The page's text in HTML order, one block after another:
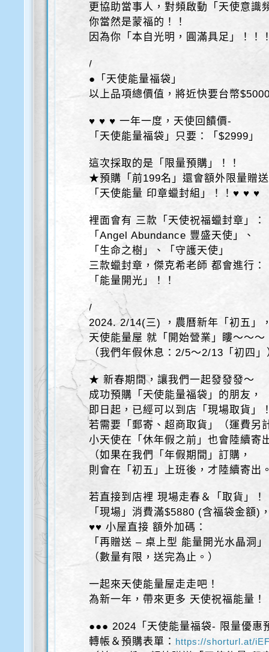
更協助當事人，對頻啟動「天使意識
你當然是蒙福的！！
因為你「本自光明，圓滿具足」！！
/
●「天使能量福袋」
以上品項總價值，將近快要台幣
♥ ♥ ♥ 一年一度，天使回饋價-
「天使能量福袋」只要：「$2999」
這次採取的是「限量預購」！！
★預購「前199名」還會額外限量贈
「天使能量 印章蠟封組」！！♥ ♥ ♥
裡面會有 三款「天使祝福蠟封章」：
「Angel Abundance 豐盛天使」、
「生命之樹」、「守護天使」
三款蠟封章，傑克希老師 都會進行：
「能量開光」！！
/
2024. 2/14(三) ，農曆新年「初五」
天使能量屋 就「開始營業」瞜～～～
（我們年假休息：2/5～2/13「初四
★ 新春期間，讓我們一起發發發～
成功預購「天使能量福袋」的朋友，
即日起，已經可以到店「現場取貨」
若需要「郵寄、超商取貨」（運費另
小天使在「休年假之前」也會陸續寄
（如果在我們「年假期間」訂購，
則會在「初五」上班後，才陸續寄出
若直接到店裡 現場走春＆「取貨」！
「現場」消費滿$5880 (含福袋金額)
♥♥ 小屋直接 額外加碼：
「再贈送 – 桌上型 能量開光水晶洞
（數量有限，送完為止。）
一起來天使能量屋走走吧！
為新一年，帶來更多 天使祝福能量！
●●● 2024「天使能量福袋- 限量優惠
轉帳＆預購表單： https://shorturl.at/